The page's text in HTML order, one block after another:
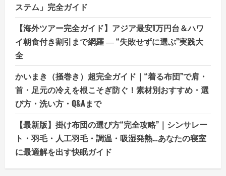
ステム」完全ガイド
【海外ツアー完全ガイド】アジア最安1万円台＆ハワ
イ朝食付き割引まで網羅 ― “失敗せずに選ぶ”実践大
全
かいまき（掻巻き）超完全ガイド｜“着る布団”で肩・
首・足元の冷えを根こそぎ防ぐ！素材別おすすめ・選
び方・洗い方・Q&Aまで
【最新版】掛け布団の選び方“完全攻略”｜シンサレー
ト・羽毛・人工羽毛・調温・吸湿発熱…あなたの寝室
に最適解を出す快眠ガイド